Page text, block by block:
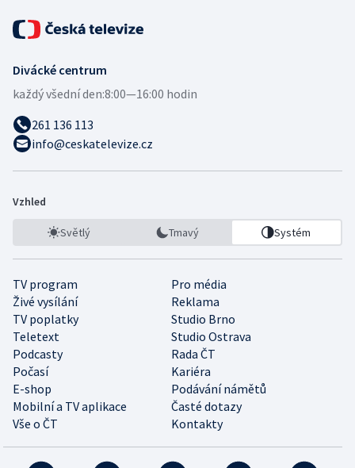
Divácké centrum
každý všední den:8:00—16:00 hodin
261 136 113
info@ceskatelevize.cz
Vzhled
Světlý Tmavý Systém
TV program
Pro média
Živé vysílání
Reklama
TV poplatky
Studio Brno
Teletext
Studio Ostrava
Podcasty
Rada ČT
Počasí
Kariéra
E-shop
Podávání námětů
Mobilní a TV aplikace
Časté dotazy
Vše o ČT
Kontakty